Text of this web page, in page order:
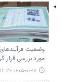
وضعیت فرآیندهای
مورد بررسی قرار
۱۴۰۵-۰۱-۱۶ ۱۲:۲۶